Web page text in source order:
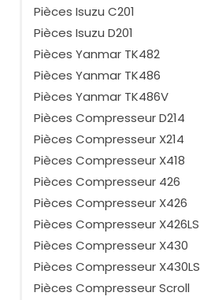
Pièces Isuzu C201
Pièces Isuzu D201
Pièces Yanmar TK482
Pièces Yanmar TK486
Pièces Yanmar TK486V
Pièces Compresseur D214
Pièces Compresseur X214
Pièces Compresseur X418
Pièces Compresseur 426
Pièces Compresseur X426
Pièces Compresseur X426LS
Pièces Compresseur X430
Pièces Compresseur X430LS
Pièces Compresseur Scroll